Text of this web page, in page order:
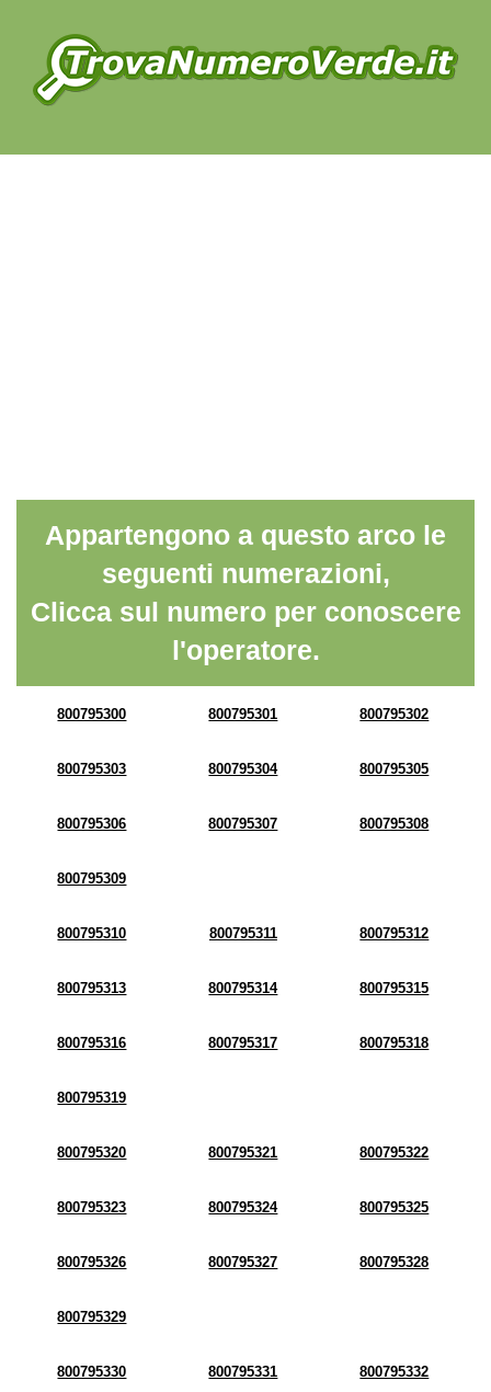
Appartengono a questo arco le
seguenti numerazioni,
Clicca sul numero per conoscere
l'operatore.
800795300 800795301 800795302
800795303 800795304 800795305
800795306 800795307 800795308
800795309
800795310 800795311 800795312
800795313 800795314 800795315
800795316 800795317 800795318
800795319
800795320 800795321 800795322
800795323 800795324 800795325
800795326 800795327 800795328
800795329
800795330 800795331 800795332